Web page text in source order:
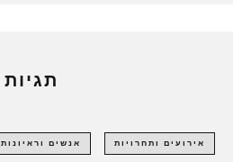
תגיות
אירועים ותחרויות אנשים וראיונות